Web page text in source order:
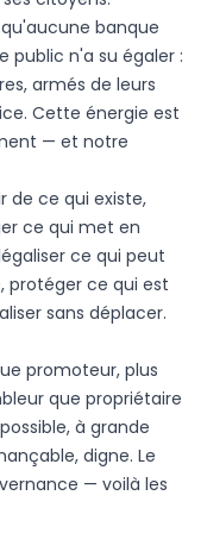
banque
n'a su égaler :
armés de leurs
Cette énergie est
— et notre
de ce qui existe,
ce qui met en
ce qui peut
protéger ce qui est
sans déplacer.
promoteur, plus
que propriétaire
à grande
digne. Le
— voilà les